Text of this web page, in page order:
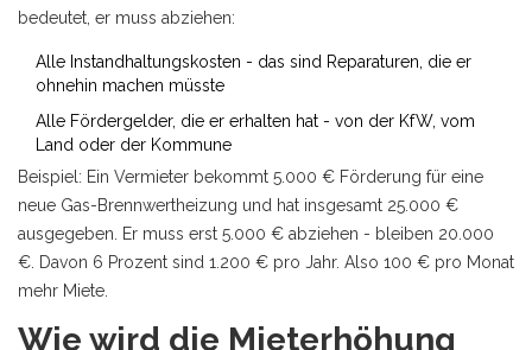
bedeutet, er muss abziehen:
Alle Instandhaltungskosten - das sind Reparaturen, die er
ohnehin machen müsste
Alle Fördergelder, die er erhalten hat - von der KfW, vom
Land oder der Kommune
Beispiel: Ein Vermieter bekommt 5.000 € Förderung für eine
neue Gas-Brennwertheizung und hat insgesamt 25.000 €
ausgegeben. Er muss erst 5.000 € abziehen - bleiben 20.000
€. Davon 6 Prozent sind 1.200 € pro Jahr. Also 100 € pro Monat
mehr Miete.
Wie wird die Mieterhöhung